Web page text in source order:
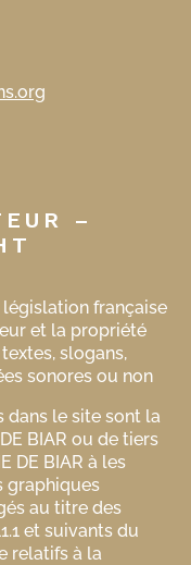
–
législation française
et la propriété
slogans,
sonores ou non
le site sont la
BIAR ou de tiers
DE BIAR à les
graphiques
au titre des
et suivants du
relatifs à la